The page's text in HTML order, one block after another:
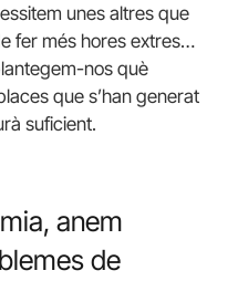
unes altres que
fer més hores extres…
nos què
que s’han generat
suficient.
anem
de